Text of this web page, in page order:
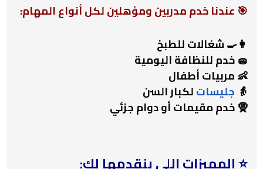
🎯 عندنا خدم مدربين ومؤهلين لكل أنواع المهام:
👩‍🍳 شغالات للطبخ
🧽 خدم للنظافة اليومية
👶 مربيات أطفال
👵 جليساتلكبار السن
🧕 خدم مقيمات أو دوام جزئي
⭐ المميزات اللي بنقدمها لك: